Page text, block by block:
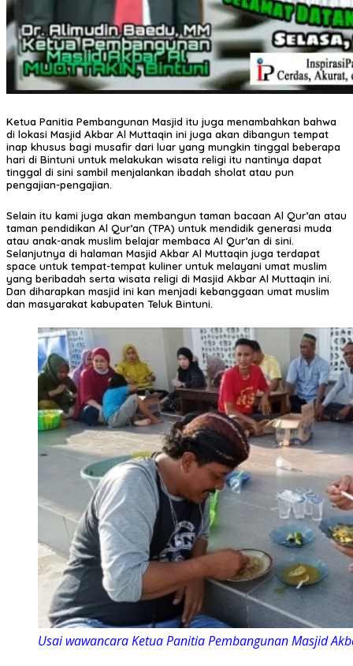
Ketua Panitia Pembangunan Masjid itu juga menambahkan bahwa
di lokasi Masjid Akbar Al Muttaqin ini juga akan dibangun tempat
inap khusus bagi musafir dari luar yang mungkin tinggal beberapa
hari di Bintuni untuk melakukan wisata religi itu nantinya dapat
tinggal di sini sambil menjalankan ibadah sholat atau pun
pengajian-pengajian.
Selain itu kami juga akan membangun taman bacaan Al Qur’an atau
taman pendidikan Al Qur’an (TPA) untuk mendidik generasi muda
atau anak-anak muslim belajar membaca Al Qur’an di sini.
Selanjutnya di halaman Masjid Akbar Al Muttaqin juga terdapat
space untuk tempat-tempat kuliner untuk melayani umat muslim
yang beribadah serta wisata religi di Masjid Akbar Al Muttaqin ini.
Dan diharapkan masjid ini kan menjadi kebanggaan umat muslim
dan masyarakat kabupaten Teluk Bintuni.
Usai wawancara Ketua Panitia Pembangunan Masjid